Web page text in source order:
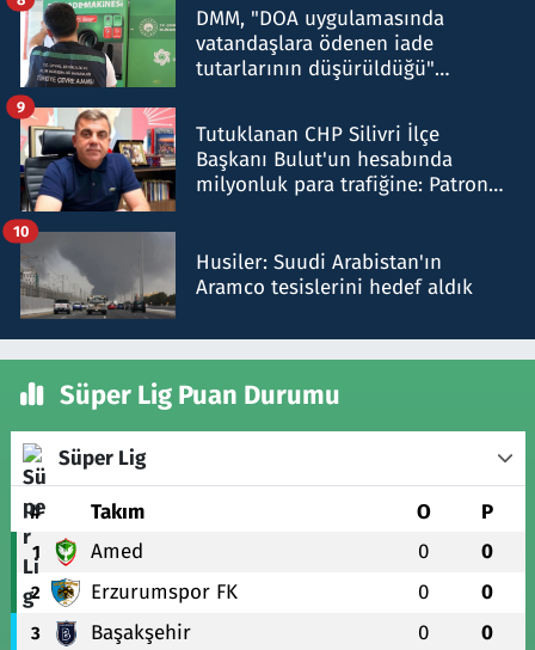
DMM, "DOA uygulamasında
vatandaşlara ödenen iade
tutarlarının düşürüldüğü"
Tutuklanan CHP Silivri İlçe
Başkanı Bulut'un hesabında
milyonluk para trafiğine: Patron
9
Husiler: Suudi Arabistan'ın
Aramco tesislerini hedef aldık
10
Süper Lig Puan Durumu
Süper Lig
# Takım O P
1 Amed 0 0
2 Erzurumspor FK 0 0
3 Başakşehir 0 0